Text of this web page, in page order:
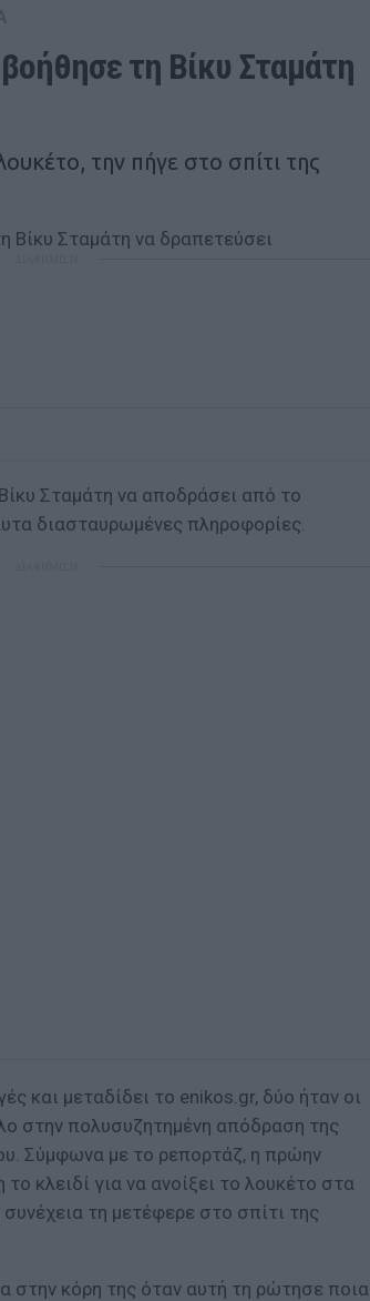
τη Βίκυ Σταμάτη
την πήγε στο σπίτι της
Σταμάτη να αποδράσει από το
διασταυρωμένες πληροφορίες.
και μεταδίδει το enikos.gr, δύο ήταν οι
στην πολυσυζητημένη απόδραση της
Σύμφωνα με το ρεπορτάζ, η πρώην
κλειδί για να ανοίξει το λουκέτο στα
τη μετέφερε στο σπίτι της
στην κόρη της όταν αυτή τη ρώτησε ποια